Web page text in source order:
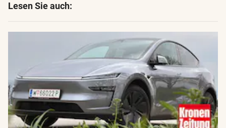
Lesen Sie auch: